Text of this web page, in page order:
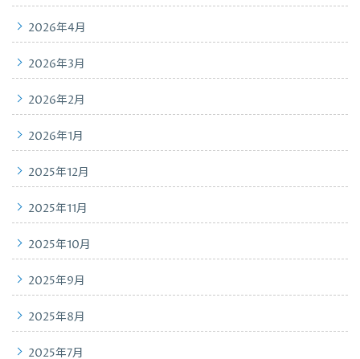
2026年4月
2026年3月
2026年2月
2026年1月
2025年12月
2025年11月
2025年10月
2025年9月
2025年8月
2025年7月